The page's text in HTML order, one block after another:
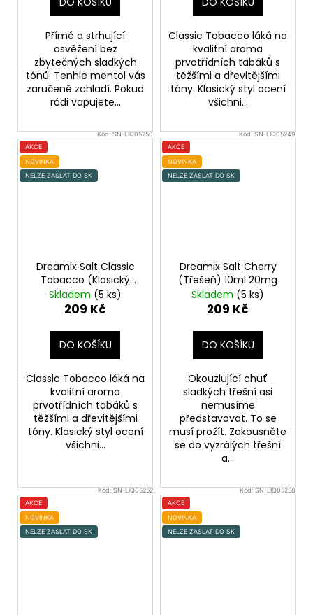
Přímé a strhující
osvěžení bez
zbytečných sladkých
tónů. Tenhle mentol vás
zaručeně zchladí. Pokud
rádi vapujete...
Classic Tobacco láká na
kvalitní aroma
prvotřídních tabáků s
těžšími a dřevitějšími
tóny. Klasický styl ocení
všichni...
Kód:SN-LIQ05250
AKCE
NOVINKA
NELZE ZASLAT DO SK
Dreamix Salt Classic
Tobacco (Klasický
tabák) 10ml 10mg
Skladem (5 ks)
209 Kč
DO KOŠÍKU
Classic Tobacco láká na
kvalitní aroma
prvotřídních tabáků s
těžšími a dřevitějšími
tóny. Klasický styl ocení
všichni...
Kód:SN-LIQ05249
AKCE
NOVINKA
NELZE ZASLAT DO SK
Dreamix Salt Cherry
(Třešeň) 10ml 20mg
Skladem (5 ks)
209 Kč
DO KOŠÍKU
Okouzlující chuť
sladkých třešní asi
nemusíme
představovat. To se
musí prožít. Zakousněte
se do vyzrálých třešní
a...
Kód: SN-LIQ05252
AKCE
NOVINKA
NELZE ZASLAT DO SK
Kód: SN-LIQ05258
AKCE
NOVINKA
NELZE ZASLAT DO SK